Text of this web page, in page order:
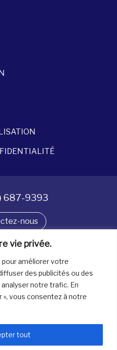
vie privée.
améliorer votre
des publicités ou des
notre trafic. En
», vous consentez à notre
tout
687-9393
nous
nous
© La boîte à bijoux 2026